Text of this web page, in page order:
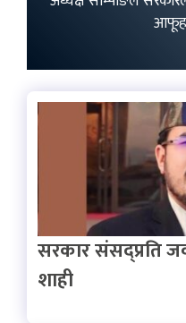
सरकार संसद्प्रति
शाही